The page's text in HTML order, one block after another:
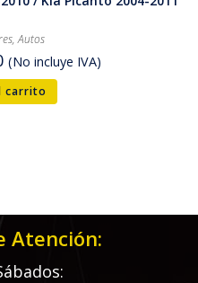
,Autos
(No incluye IVA)
carrito
Atención: